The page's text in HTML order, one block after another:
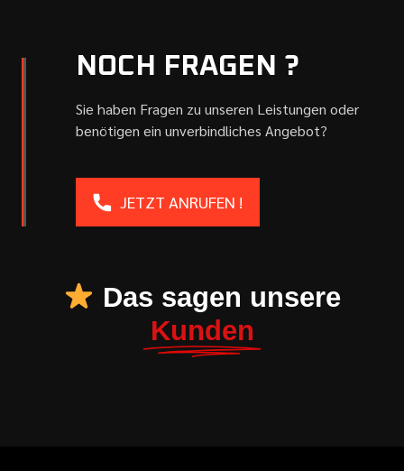
NOCH FRAGEN ?
Sie haben Fragen zu unseren Leistungen oder
benötigen ein unverbindliches Angebot?
JETZT ANRUFEN !
Das sagen unsere
Kunden